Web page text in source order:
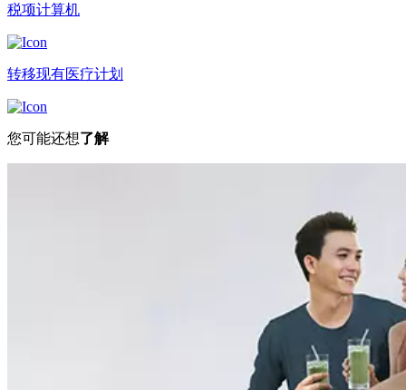
税项计算机
转移现有医疗计划
您可能还想了解